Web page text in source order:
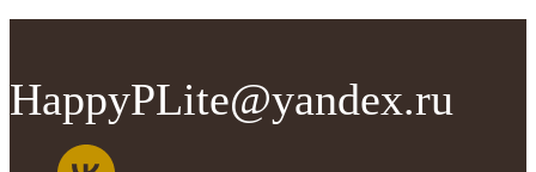
HappyPLite@yandex.ru